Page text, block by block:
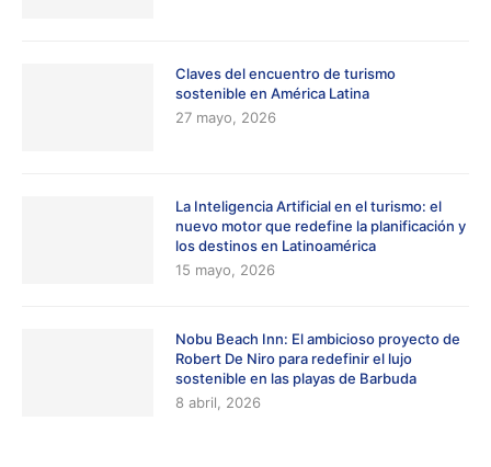
Claves del encuentro de turismo
sostenible en América Latina
27 mayo, 2026
La Inteligencia Artificial en el turismo: el
nuevo motor que redefine la planificación y
los destinos en Latinoamérica
15 mayo, 2026
Nobu Beach Inn: El ambicioso proyecto de
Robert De Niro para redefinir el lujo
sostenible en las playas de Barbuda
8 abril, 2026